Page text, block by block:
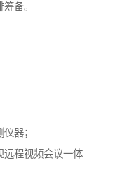
备。
器；
远程视频会议一体